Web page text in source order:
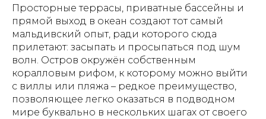
Просторные террасы, приватные бассейны и
прямой выход в океан создают тот самый
мальдивский опыт, ради которого сюда
прилетают: засыпать и просыпаться под шум
волн. Остров окружён собственным
коралловым рифом, к которому можно выйти
с виллы или пляжа – редкое преимущество,
позволяющее легко оказаться в подводном
мире буквально в нескольких шагах от своего